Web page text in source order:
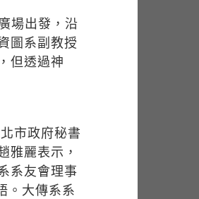
場出發，沿
圖系副教授
但透過神
市政府秘書
雅麗表示，
系友會理事
。大傳系系